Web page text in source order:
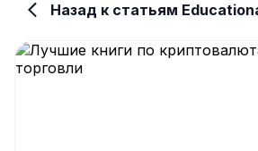
Назад к статьям